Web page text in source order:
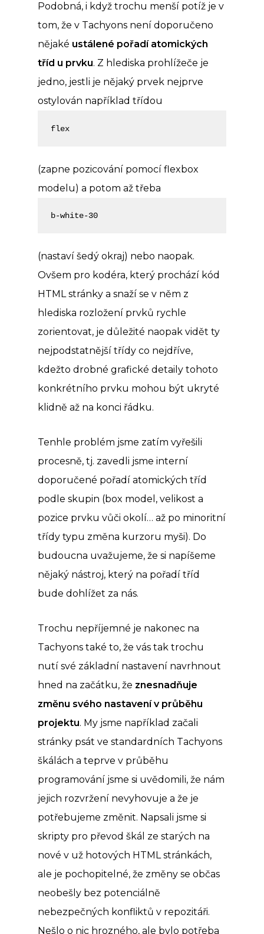
Podobná, i když trochu menší potíž je v
tom, že v Tachyons není doporučeno
nějaké ustálené pořadí atomických
tříd u prvku. Z hlediska prohlížeče je
jedno, jestli je nějaký prvek nejprve
ostylován například třídou
flex
(zapne pozicování pomocí flexbox
modelu) a potom až třeba
b-white-30
(nastaví šedý okraj) nebo naopak.
Ovšem pro kodéra, který prochází kód
HTML stránky a snaží se v něm z
hlediska rozložení prvků rychle
zorientovat, je důležité naopak vidět ty
nejpodstatnější třídy co nejdříve,
kdežto drobné grafické detaily tohoto
konkrétního prvku mohou být ukryté
klidně až na konci řádku.
Tenhle problém jsme zatím vyřešili
procesně, tj. zavedli jsme interní
doporučené pořadí atomických tříd
podle skupin (box model, velikost a
pozice prvku vůči okolí… až po minoritní
třídy typu změna kurzoru myši). Do
budoucna uvažujeme, že si napíšeme
nějaký nástroj, který na pořadí tříd
bude dohlížet za nás.
Trochu nepříjemné je nakonec na
Tachyons také to, že vás tak trochu
nutí své základní nastavení navrhnout
hned na začátku, že znesnadňuje
změnu svého nastavení v průběhu
projektu. My jsme například začali
stránky psát ve standardních Tachyons
škálách a teprve v průběhu
programování jsme si uvědomili, že nám
jejich rozvržení nevyhovuje a že je
potřebujeme změnit. Napsali jsme si
skripty pro převod škál ze starých na
nové v už hotových HTML stránkách,
ale je pochopitelné, že změny se občas
neobešly bez potenciálně
nebezpečných konfliktů v repozitáři.
Nešlo o nic hrozného, ale bylo potřeba